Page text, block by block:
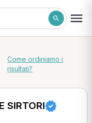
Come ordiniamo i
risultati?
SIRTORI